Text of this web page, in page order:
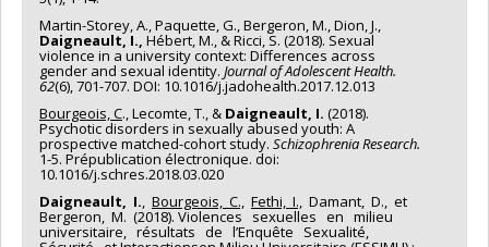
Martin-Storey, A., Paquette, G., Bergeron, M., Dion, J.,
Daigneault, I., Hébert, M., & Ricci, S. (2018). Sexual
violence in a university context: Differences across
gender and sexual identity. Journal of Adolescent Health.
62(6), 701-707. DOI: 10.1016/j.jadohealth.2017.12.013
Bourgeois, C., Lecomte, T., & Daigneault, I. (2018).
Psychotic disorders in sexually abused youth: A
prospective matched-cohort study. Schizophrenia Research.
1-5. Prépublication électronique. doi:
10.1016/j.schres.2018.03.020
Daigneault, I. Bourgeois, C., Fethi, I., Damant, D., et
Bergeron, M. (2018). Violences sexuelles en milieu
universitaire, résultats de l’Enquête Sexualité,